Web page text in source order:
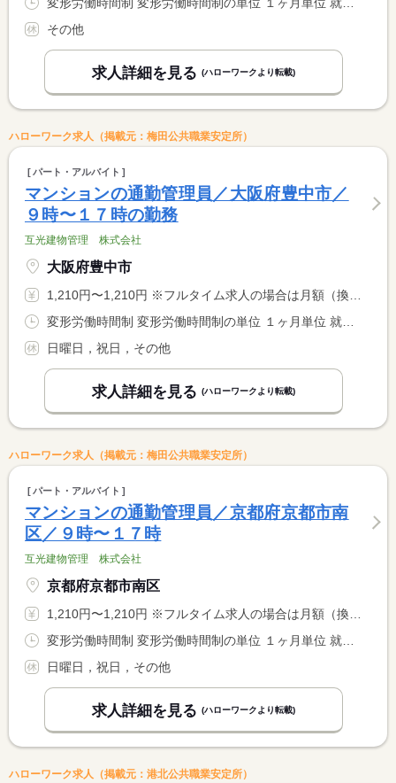
その他
求人詳細を見る (ハローワークより転載)
ハローワーク求人（掲載元：梅田公共職業安定所）
パート・アルバイト
マンションの通勤管理員／大阪府豊中市／
９時〜１７時の勤務
互光建物管理 株式会社
大阪府豊中市
1,210円〜1,210円 ※フルタイム求人の場合は月額（換算額）、パート求人の場合は時間額を表示しています。
日曜日，祝日，その他
求人詳細を見る (ハローワークより転載)
ハローワーク求人（掲載元：梅田公共職業安定所）
パート・アルバイト
マンションの通勤管理員／京都府京都市南
区／９時〜１７時
互光建物管理 株式会社
京都府京都市南区
1,210円〜1,210円 ※フルタイム求人の場合は月額（換算額）、パート求人の場合は時間額を表示しています。
日曜日，祝日，その他
求人詳細を見る (ハローワークより転載)
ハローワーク求人（掲載元：港北公共職業安定所）